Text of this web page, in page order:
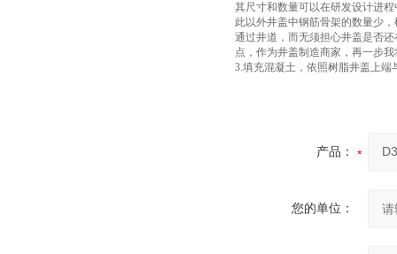
其尺寸和数量可以在研发设计进
此以外井盖中钢筋骨架的数量少
通过井道，而无须担心井盖是否
点，作为井盖制造商家，再一步
3.填充混凝土，依照树脂井盖上端
产品：
您的单位：